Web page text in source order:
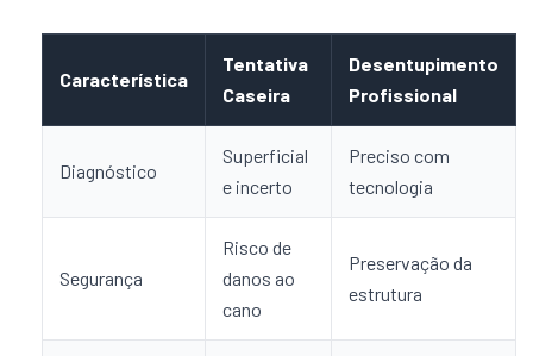
Característica
Tentativa
Caseira
Desentupimento
Profissional
Diagnóstico
Superficial
e incerto
Preciso com
tecnologia
Segurança
Risco de
danos ao
cano
Preservação da
estrutura